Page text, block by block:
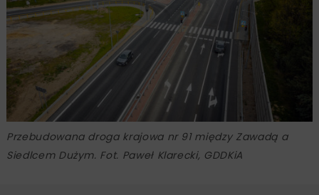
Przebudowana droga krajowa nr 91 między Zawadą a
Siedlcem Dużym. Fot. Paweł Klarecki, GDDKiA